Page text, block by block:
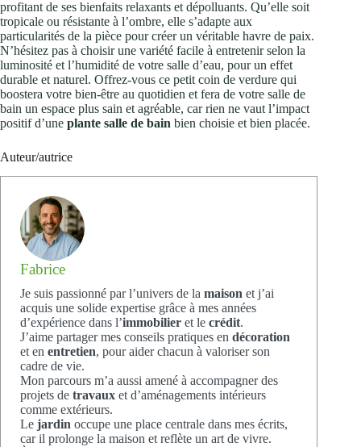
profitant de ses bienfaits relaxants et dépolluants. Qu’elle soit
tropicale ou résistante à l’ombre, elle s’adapte aux
particularités de la pièce pour créer un véritable havre de paix.
N’hésitez pas à choisir une variété facile à entretenir selon la
luminosité et l’humidité de votre salle d’eau, pour un effet
durable et naturel. Offrez-vous ce petit coin de verdure qui
boostera votre bien-être au quotidien et fera de votre salle de
bain un espace plus sain et agréable, car rien ne vaut l’impact
positif d’une plante salle de bain bien choisie et bien placée.
Auteur/autrice
Fabrice
Je suis passionné par l’univers de la maison et j’ai
acquis une solide expertise grâce à mes années
d’expérience dans l’immobilier et le crédit.
J’aime partager mes conseils pratiques en décoration
et en entretien, pour aider chacun à valoriser son
cadre de vie.
Mon parcours m’a aussi amené à accompagner des
projets de travaux et d’aménagements intérieurs
comme extérieurs.
Le jardin occupe une place centrale dans mes écrits,
car il prolonge la maison et reflète un art de vivre.